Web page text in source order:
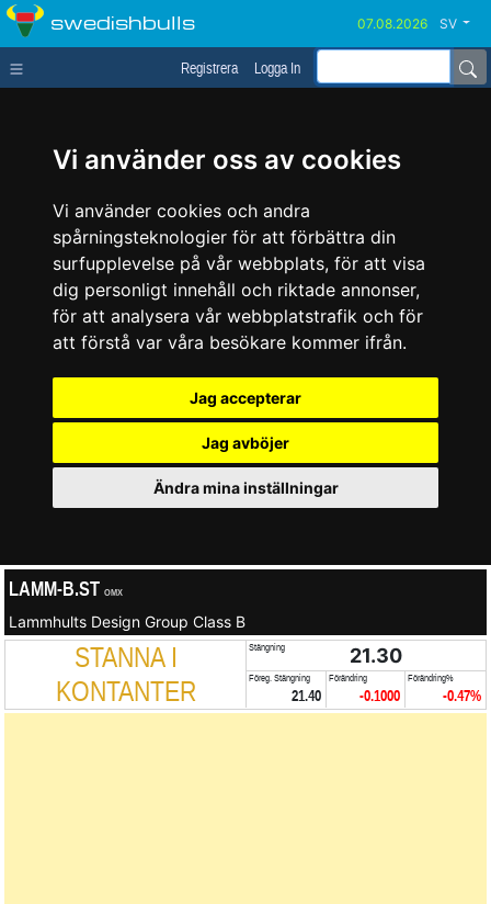
Vi använder oss av cookies
Vi använder cookies och andra
spårningsteknologier för att förbättra din
surfupplevelse på vår webbplats, för att visa
dig personligt innehåll och riktade annonser,
för att analysera vår webbplatstrafik och för
att förstå var våra besökare kommer ifrån.
Jag accepterar
Jag avböjer
Ändra mina inställningar
swedishbulls SV
Registrera Logga In
LAMM-B.ST OMX
Lammhults Design Group Class B
STANNA I
KONTANTER
Stängning 21.30
Föreg. Stängning
21.40
Förändring
-0.1000
Förändring%
-0.47%